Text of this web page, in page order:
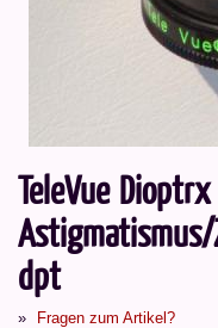
TeleVue
dpt
Fragen zum Artikel?